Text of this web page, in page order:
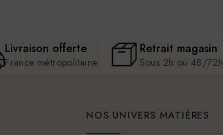
Livraison offerte
France métropolitaine
Retrait magasin
Sous 2h ou 48/72h
NOS UNIVERS MATIÈRES